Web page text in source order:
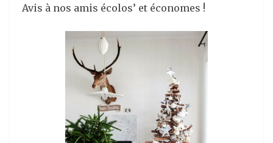
Avis à nos amis écolos’ et économes !